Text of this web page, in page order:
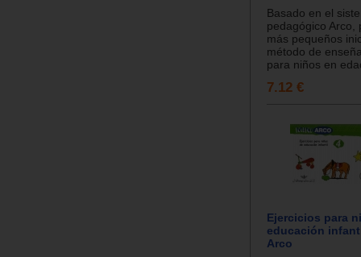
Basado en el
pedagógico Arco,
más pequeños
método de
para niños en
7.12 €
Ejercicios para
educación
Arco